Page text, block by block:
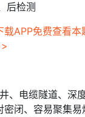
后检测
载APP免费查看
、电缆隧道、深
闭、容易聚集易